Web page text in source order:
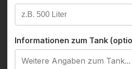
Informationen zum Tank